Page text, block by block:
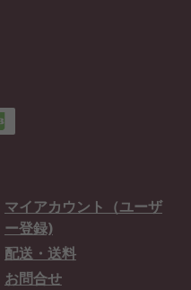
マイアカウント（ユーザ
ー登録)
配送・送料
お問合せ